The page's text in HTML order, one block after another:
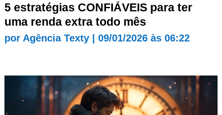
5 estratégias CONFIÁVEIS para ter
uma renda extra todo mês
por Agência Texty| 09/01/2026 às 06:22